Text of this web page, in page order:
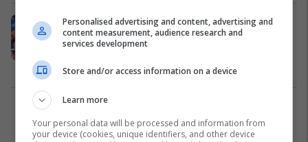
Fury dhe Usyk po bëhen gati për
duelin e kampionit të
padiskutueshëm në peshat e rënda
në boks
Boks 15/10/2022
Personalised advertising and content, advertising and
content measurement, audience research and
services development
Store and/or access information on a device
Learn more
Your personal data will be processed and information from
your device (cookies, unique identifiers, and other device